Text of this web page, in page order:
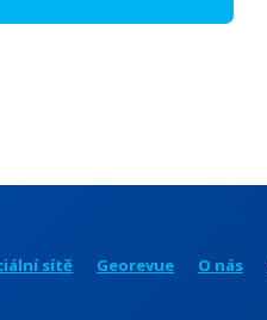
sítě Georevue O nás